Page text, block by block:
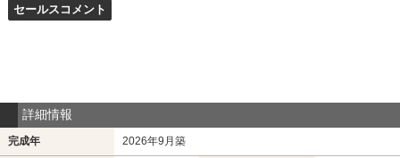
セールスコメント
詳細情報
完成年 2026年9月築